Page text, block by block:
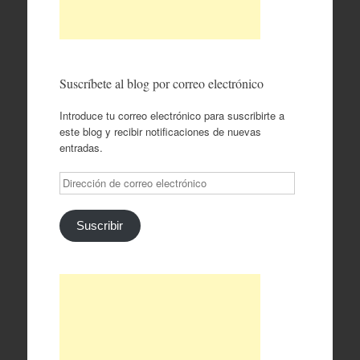
Suscríbete al blog por correo electrónico
Introduce tu correo electrónico para suscribirte a
este blog y recibir notificaciones de nuevas
entradas.
Dirección
de
correo
electrónico
Suscribir